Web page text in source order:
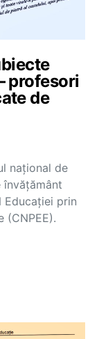
profesori
de
național de
Educației prin
(CNPEE).